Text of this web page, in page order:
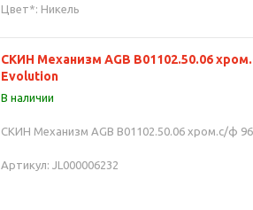
Цвет*: Никель
СКИН Механизм AGB В01102.50.06
Evolution
В наличии
СКИН Механизм AGB В01102.50.06 хром.с/ф
Артикул: JL000006232